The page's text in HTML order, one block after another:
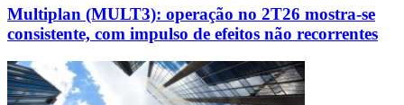
Multiplan (MULT3): operação no 2T26 mostra-se
consistente, com impulso de efeitos não recorrentes